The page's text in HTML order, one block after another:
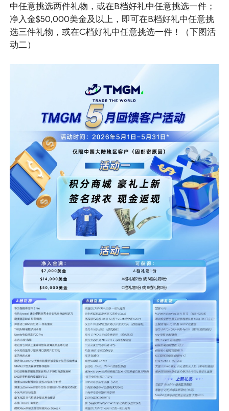
中任意挑选两件礼物，或在B档好礼中任意挑选一件；
净入金$50,000美金及以上，即可在B档好礼中任意挑
选三件礼物，或在C档好礼中任意挑选一件！（下图活
动二）